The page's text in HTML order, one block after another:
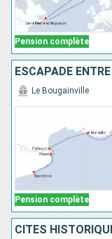
Pension complète
Pension complète
Le Bougainville